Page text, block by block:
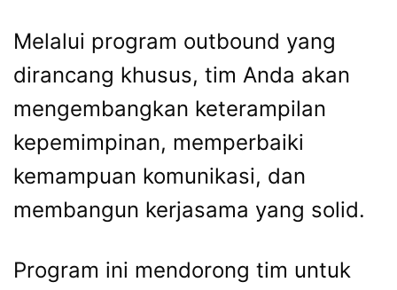
Melalui program outbound yang
dirancang khusus, tim Anda akan
mengembangkan keterampilan
kepemimpinan, memperbaiki
kemampuan komunikasi, dan
membangun kerjasama yang solid.
Program ini mendorong tim untuk